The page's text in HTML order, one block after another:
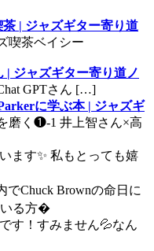
| ジャズギター寄り道
茶ベイシー
| ジャズギター寄り道ノ
GPTさん […]
に学ぶ本 | ジャズギ
磨く❶-1 井上智さん×高
ます✨ 私もとっても嬉
でChuck Brownの命日に
いる方�
す！すみません💦なん